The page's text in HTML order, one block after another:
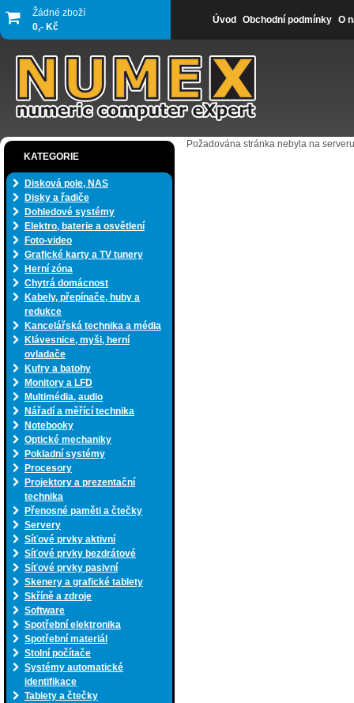
Žádné zboží
0,- Kč
Úvod Obchodní podmínky O
KATEGORIE
Disková pole, NAS
Disky a řadiče
Dohledové systémy
Elektro, baterie a osvětlení
Foto-video
Grafické karty a TV tunery
Herní zóna
Chytrá domácnost
Kabely, přepínače, huby a
redukce
Kancelářská technika a média
Klávesnice, myši, herní
ovladače
Kufry a batohy
Monitory a LFD
Multimédia, audio
Nářadí a měřící technika
Notebooky
Optické mechaniky
Pokladní systémy
Procesory
Projektory a prezentační
technika
Přenosné paměti a čtečky
Servery
Síťové prvky aktivní
Síťové prvky bezdrátové
Síťové prvky pasivní
Skenery a grafické tablety
Skříně a zdroje
Software
Spotřební elektronika
Spotřební materiál
Stolní počítače
Systémy automatické
identifikace
Tablety a čtečky
Požadována stránka nebyla na